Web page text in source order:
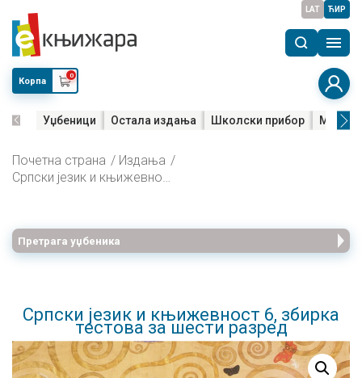
LAT ЋИР
Корпа
0
Уџбеници Остала издања Школски прибор Мала
Почетна страна
Издања
Српски језик и књижевност 6, збирка тестова за шести разред
Претрага уџбеника
Српски језик и књижевност 6, збирка
тестова за шести разред